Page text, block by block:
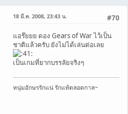
#70
18 มี.ค. 2008, 23:43 น.
แอร๊ยยย ดอง Gears of War ไว้เป็น
ชาติแล้วครับ ยังไม่ได้เล่นต่อเลย
เป็นเกมที่ยากบรรลัยจริงๆ
หนุ่มอักษรรักแน่ รักแท้ตลอดกาล~